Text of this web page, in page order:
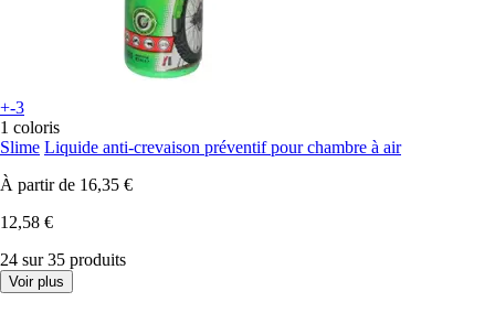
+-3
1 coloris
Slime Liquide anti-crevaison préventif pour chambre à air
À partir de 16,35 €
12,58 €
24 sur 35 produits
Voir plus